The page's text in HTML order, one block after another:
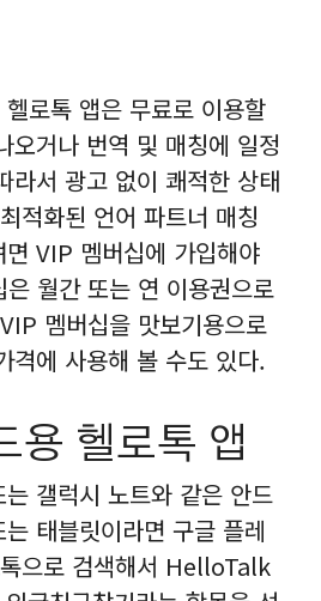
로톡 앱은 무료로 이용할
오거나 번역 및 매칭에 일정
라서 광고 없이 쾌적한 상태
적화된 언어 파트너 매칭
VIP 멤버십에 가입해야
월간 또는 연 이용권으로
멤버십을 맛보기용으로
격에 사용해 볼 수도 있다.
용 헬로톡 앱
갤럭시 노트와 같은 안드
태블릿이라면 구글 플레
으로 검색해서 HelloTalk